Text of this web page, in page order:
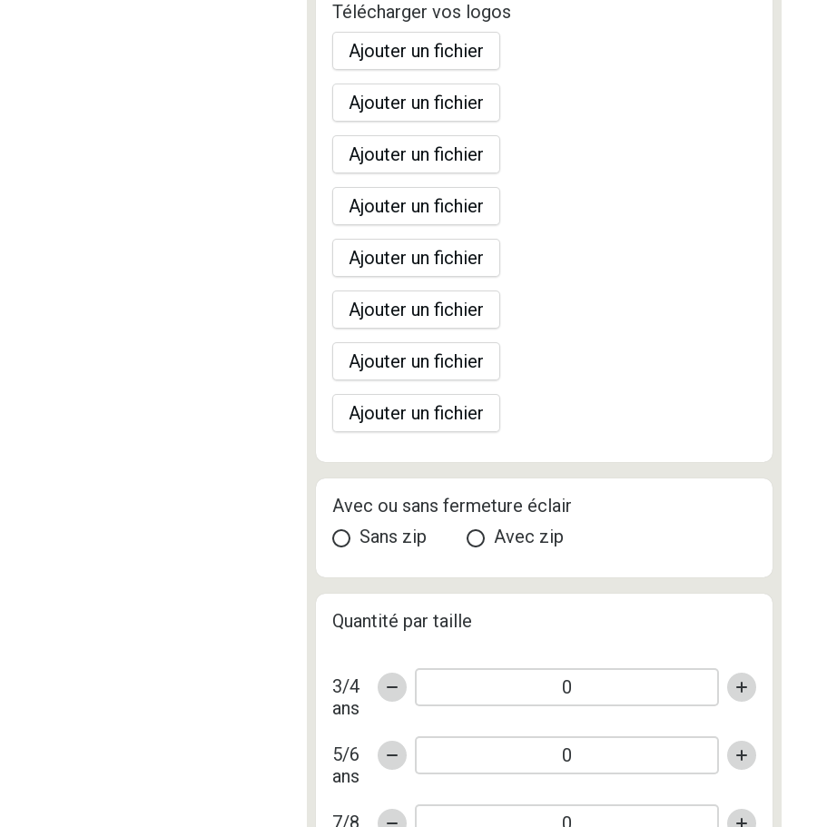
Télécharger vos logos
Ajouter un fichier
Ajouter un fichier
Ajouter un fichier
Ajouter un fichier
Ajouter un fichier
Ajouter un fichier
Ajouter un fichier
Ajouter un fichier
Avec ou sans fermeture éclair
Sans zip
Avec zip
Quantité par taille
3/4
ans
5/6
ans
7/8